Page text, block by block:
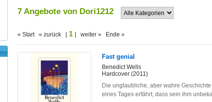
7 Angebote von Dori1212
« Start « zurück | 1 | weiter » Ende »
Fast genial
Benedict Wells
Hardcover (2011)
Die unglaubliche, aber wahre
eines Tages erfährt, dass sein ihm